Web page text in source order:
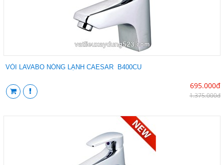
VÒI LAVABO NÓNG LẠNH CAESAR B400CU
695.000đ
1.375.000đ